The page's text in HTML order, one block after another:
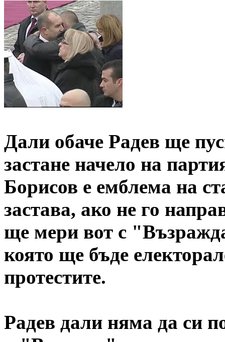
Дали обаче Радев ще
застане начело на
Борисов е емблема на
застава, ако не го
ще мери вот с
която ще бъде
протестите.
Радев дали няма да си